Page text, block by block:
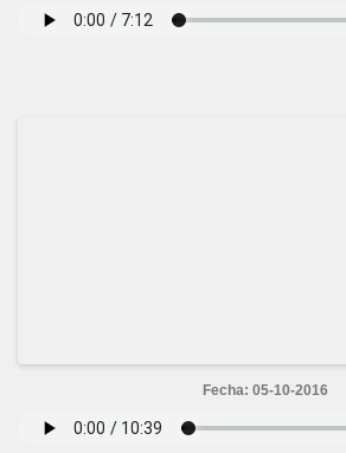
Fecha: 05-10-2016